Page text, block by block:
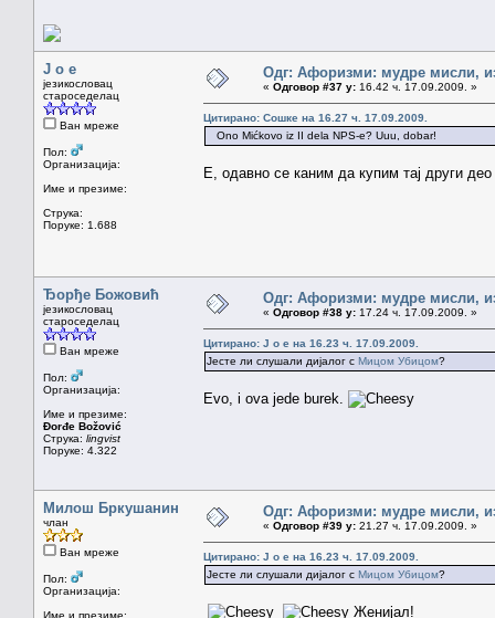
J o e
језикословац
староседелац
Ван мреже
Пол:
Организација:
Име и презиме:
Струка:
Поруке: 1.688
Одг: Афоризми: мудре мисли,
« Одговор #37 у: 16.42 ч. 17.09.2009. »
Цитирано: Сошке на 16.27 ч. 17.09.2009.
Ono Mićkovo iz II dela NPS-e? Uuu, dobar!
Е, одавно се каним да купим тај други
Ђорђе Божовић
језикословац
староседелац
Ван мреже
Пол:
Организација:
Име и презиме:
Đorđe Božović
Струка: lingvist
Поруке: 4.322
Одг: Афоризми: мудре мисли,
« Одговор #38 у: 17.24 ч. 17.09.2009. »
Цитирано: J o e на 16.23 ч. 17.09.2009.
Јесте ли слушали дијалог с Мицом Убицом?
Evo, i ova jede burek.
Милош Бркушанин
члан
Ван мреже
Пол:
Организација:
Име и презиме:
Одг: Афоризми: мудре мисли,
« Одговор #39 у: 21.27 ч. 17.09.2009. »
Цитирано: J o e на 16.23 ч. 17.09.2009.
Јесте ли слушали дијалог с Мицом Убицом?
Женијал!